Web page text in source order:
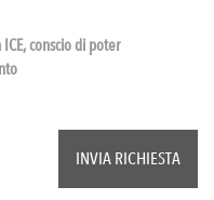
conscio di poter